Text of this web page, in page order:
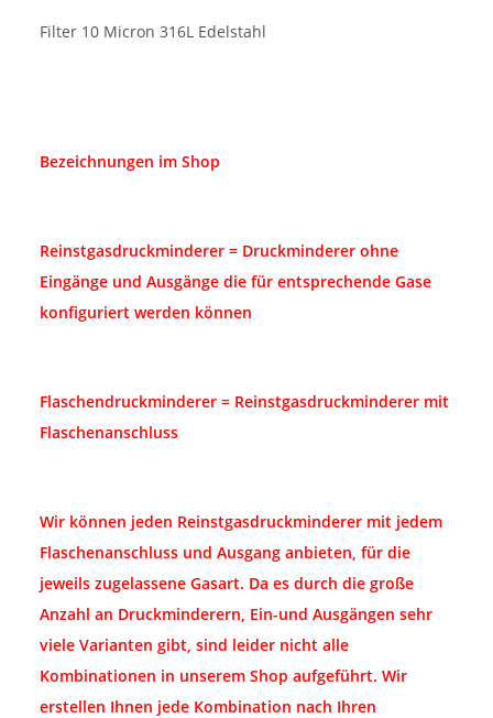
Filter 10 Micron 316L Edelstahl
Bezeichnungen im Shop
Reinstgasdruckminderer = Druckminderer ohne
Eingänge und Ausgänge die für entsprechende Gase
konfiguriert werden können
Flaschendruckminderer = Reinstgasdruckminderer mit
Flaschenanschluss
Wir können jeden Reinstgasdruckminderer mit jedem
Flaschenanschluss und Ausgang anbieten, für die
jeweils zugelassene Gasart. Da es durch die große
Anzahl an Druckminderern, Ein-und Ausgängen sehr
viele Varianten gibt, sind leider nicht alle
Kombinationen in unserem Shop aufgeführt. Wir
erstellen Ihnen jede Kombination nach Ihren